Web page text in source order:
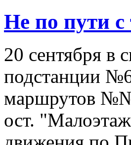
Не по пути
20 сентября в
подстанции
маршрутов №№
ост.